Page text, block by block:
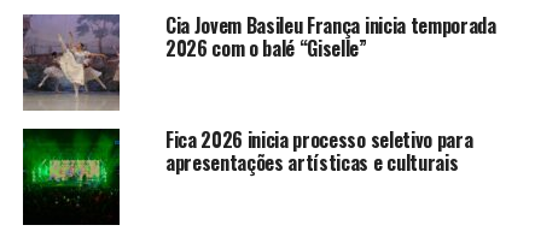
LEIA TAMBÉM
serviços públicos no Norte de
Goiás
Cia Jovem Basileu França inicia temporada
2026 com o balé “Giselle”
Fica 2026 inicia processo seletivo para
apresentações artísticas e culturais